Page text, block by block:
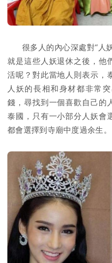
很多人的內心深處對“人
就是這些人妖退休之後，他
活呢？對此當地人則表示，
人妖的長相和身材都非常
錢，尋找到一個喜歡自己的
泰國，只有一小部分人妖會
都會選擇到寺廟中度過余生。